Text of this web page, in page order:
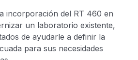
incorporación del RT 460 en
un laboratorio existente,
de ayudarle a definir la
para sus necesidades